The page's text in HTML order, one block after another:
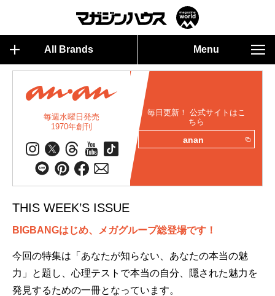
All Brands Menu
毎週水曜日発売
1970年創刊
毎日更新！ 公式サイトはこ
ちら
anan
THIS WEEK’S ISSUE
BIGBANGはじめ、メガグループ総登場です！
今回の特集は「あなたが知らない、あなたの本当の魅
力」と題し、心理テストで本当の自分、隠された魅力を
発見するための一冊となっています。